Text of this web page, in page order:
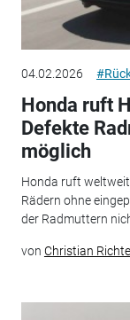
04.02.2026
Honda ruft
Defekte
möglich
Honda ruft weltweit
Rädern ohne
der Radmuttern
von Christian